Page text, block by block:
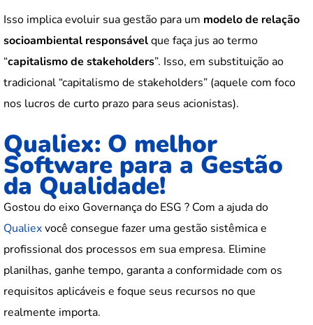
Isso implica evoluir sua gestão para um modelo de relação
socioambiental responsávelque faça jus ao termo
“capitalismo de stakeholders”. Isso, em substituição ao
tradicional “capitalismo de stakeholders” (aquele com foco
nos lucros de curto prazo para seus acionistas).
Qualiex: O melhor
Software para a Gestão
da Qualidade!
Gostou do eixo Governança do ESG ? Com a ajuda do
Qualiexvocê consegue fazer uma gestão sistêmica e
profissional dos processos em sua empresa. Elimine
planilhas, ganhe tempo, garanta a conformidade com os
requisitos aplicáveis e foque seus recursos no que
realmente importa.